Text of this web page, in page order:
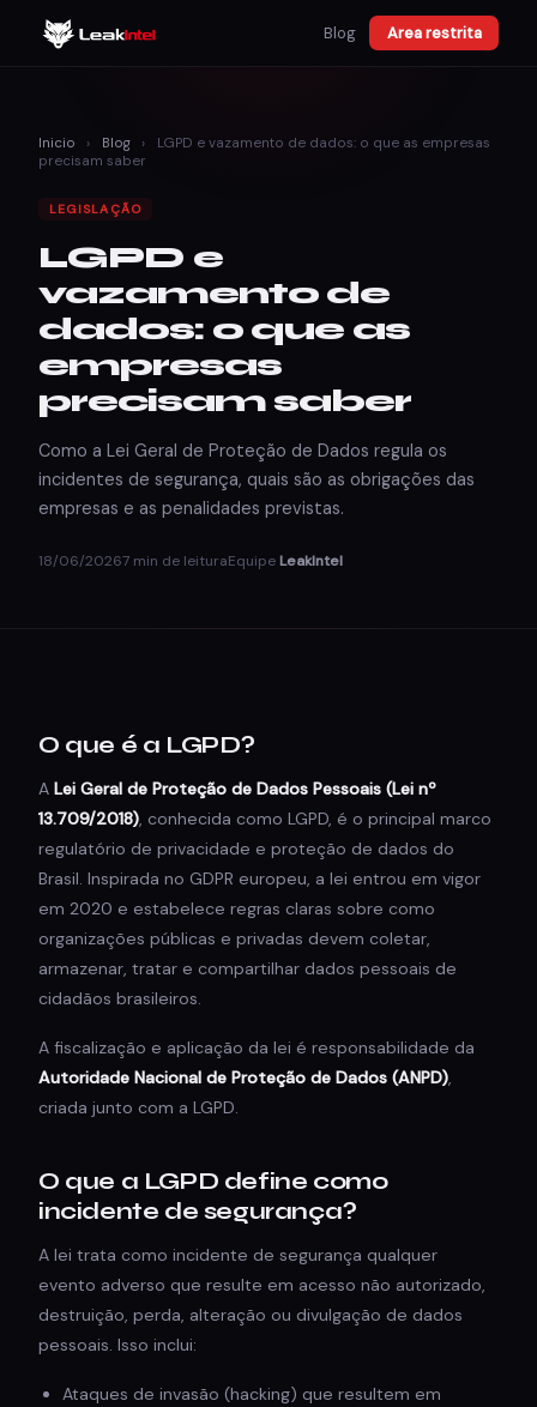
Blog Area restrita
Inicio › Blog ›
LGPD e vazamento de dados: o que as empresas
precisam saber
LEGISLAÇÃO
LGPD e
vazamento de
dados: o que as
empresas
precisam saber
Como a Lei Geral de Proteção de Dados regula os
incidentes de segurança, quais são as obrigações das
empresas e as penalidades previstas.
18/06/20267 min de leituraEquipeLeakIntel
O que é a LGPD?
A Lei Geral de Proteção de Dados Pessoais (Lei nº
13.709/2018) , conhecida como LGPD, é o principal marco
regulatório de privacidade e proteção de dados do
Brasil. Inspirada no GDPR europeu, a lei entrou em vigor
em 2020 e estabelece regras claras sobre como
organizações públicas e privadas devem coletar,
armazenar, tratar e compartilhar dados pessoais de
cidadãos brasileiros.
A fiscalização e aplicação da lei é responsabilidade da
Autoridade Nacional de Proteção de Dados (ANPD)
criada junto com a LGPD.
O que a LGPD define como
incidente de segurança?
A lei trata como incidente de segurança qualquer
evento adverso que resulte em acesso não autorizado,
destruição, perda, alteração ou divulgação de dados
pessoais. Isso inclui:
Ataques de invasão (hacking) que resultem em